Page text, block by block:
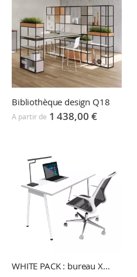
Bibliothèque design Q18
A partir de 1 438,00 €
WHITE PACK : bureau X3 + fauteuil de bureau LOOP